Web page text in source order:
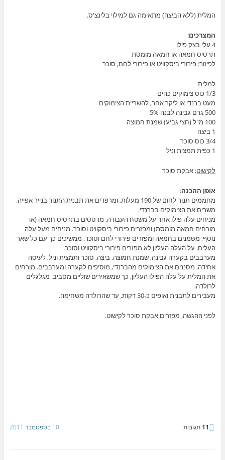
המלית (ללא הביצה) מתאימה גם למילוי בלינצ'ס.
המצרכים:
4 עלי בצק פילו
תרסיס חמאה או חמאה מומסת
לפיזור: פירורי ביסקוויט או פירורי לחם, סוכר
למלית
1/3 כוס צימוקים כהים
מעט ברנדי או ליקר אחר, להשריית הצימוקים
500 גרם גבינה לבנה 5%
100 מ"ל (חצי גביע) שמנת חמוצה
1 ביצה
3/4 כוס סוכר
1 כפית תמצית וניל
לקישוט: אבקת סוכר
אופן ההכנה:
מחממים תנור לחום של 190 מעלות, ומרפדים את תבנית התנור בנייר אפייה.
משרים את הצימוקים בברנדי.
מניחים עלה פילו אחד על משטח העבודה, מרססים בתרסיס חמאה (או
מורחים חמאה מומסת) ומפזרים פירורי ביסקוויט וסוכר. מניחים מעל עלה
נוסף, משמנים בחמאה ומפזרים פירורי לחם וסוכר. ממשיכים כך עם כל שאר
העלים. על העלה העליון לא מפזרים פירורי ביסקוויט וסוכר.
מערבבים בקערה גבינה, שמנת חמוצה, ביצה, סוכר ותמצית וניל, לעיסה
אחידה. מסננים את הצימוקים מהברנדי, מוסיפים לקערה ומערבבים. מורחים
את המלית על עלה הפילו העליון, כך שמשאירים שוליים מסביב. מגלגלים
לרולדה.
מעבירים לתבנית ואופים כ-30 דקות, עד שהרולדה משחימה.
לפני ההגשה, מפזרים אבקת סוכר לקישוט.
10 בספטמבר 2011 11 תגובות